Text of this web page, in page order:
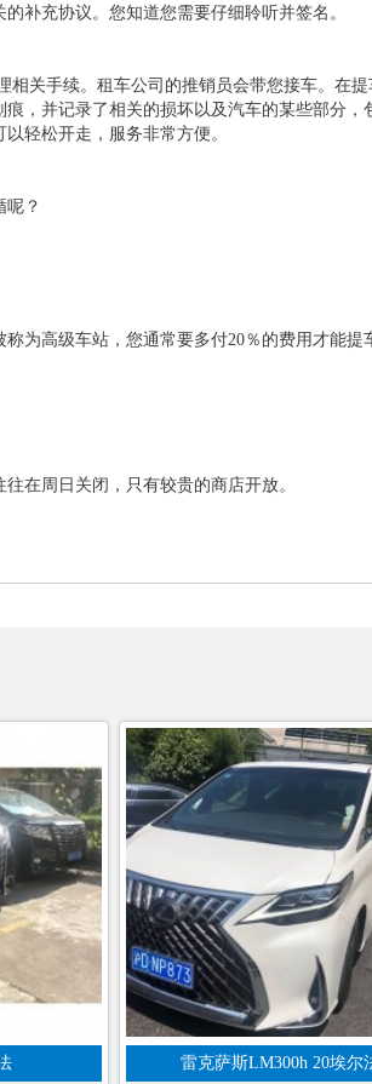
补充协议。您知道您需要仔细聆听并签名。
手续。租车公司的推销员会带您接车。在提
痕，并记录了相关的损坏以及汽车的某些部分
轻松开走，服务非常方便。
呢？
高级车站，您通常要多付20％的费用才能提
周日关闭，只有较贵的商店开放。
雷克萨斯LM300h 20埃尔